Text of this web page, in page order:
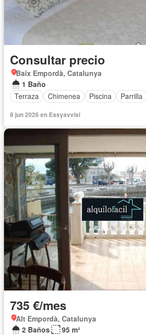
Consultar precio
Baix Empordà, Catalunya
1 Baño
Terraza
Chimenea Piscina Parrilla
8 jun 2026 en Easyavvisi
735 €/mes
Alt Empordà, Catalunya
2 Baños
95 m²